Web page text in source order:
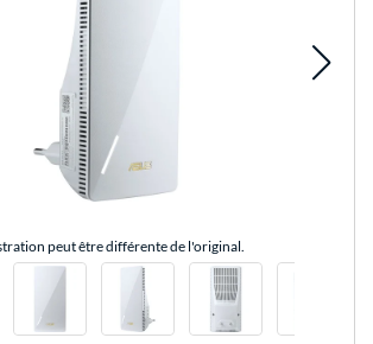
peut être différente de l'original.